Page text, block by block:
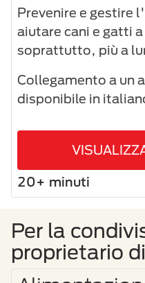
Prevenire e gestire
aiutare cani e gatti
soprattutto, più a
Collegamento a un
disponibile in
20+ minuti
Per la
proprietario